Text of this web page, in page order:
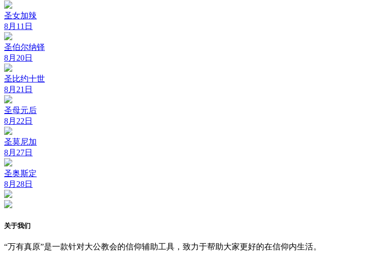
圣女加辣
8月11日
圣伯尔纳铎
8月20日
圣比约十世
8月21日
圣母元后
8月22日
圣莫尼加
8月27日
圣奥斯定
8月28日
关于我们
“万有真原”是一款针对大公教会的信仰辅助工具，致力于帮助大家更好的在信仰内生活。